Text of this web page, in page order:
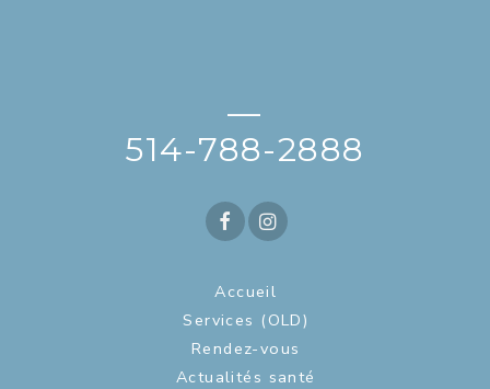
—
514-788-2888
Accueil
Services (OLD)
Rendez-vous
Actualités santé